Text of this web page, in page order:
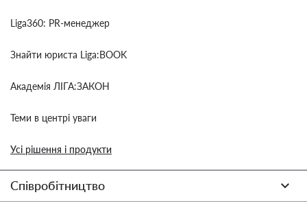
Liga360: PR-менеджер
Знайти юриста Liga:BOOK
Академія ЛІГА:ЗАКОН
Теми в центрі уваги
Усі рішення і продукти
Співробітництво